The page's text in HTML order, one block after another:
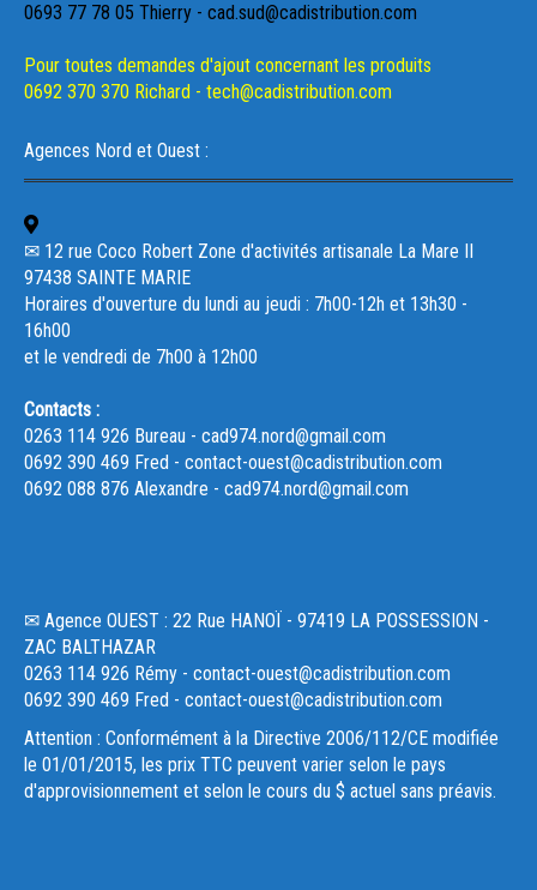
0693 77 78 05 Thierry - cad.sud@cadistribution.com
Pour toutes demandes d'ajout concernant les produits
0692 370 370 Richard - tech@cadistribution.com
Agences Nord et Ouest :
✉ 12 rue Coco Robert Zone d'activités artisanale La Mare II
97438 SAINTE MARIE
Horaires d'ouverture du lundi au jeudi : 7h00-12h et 13h30 -
16h00
et le vendredi de 7h00 à 12h00
Contacts :
0263 114 926 Bureau - cad974.nord@gmail.com
0692 390 469 Fred - contact-ouest@cadistribution.com
0692 088 876 Alexandre - cad974.nord@gmail.com
✉ Agence OUEST : 22 Rue HANOÏ - 97419 LA POSSESSION -
ZAC BALTHAZAR
0263 114 926 Rémy - contact-ouest@cadistribution.com
0692 390 469 Fred - contact-ouest@cadistribution.com
Attention : Conformément à la Directive 2006/112/CE modifiée
le 01/01/2015, les prix TTC peuvent varier selon le pays
d'approvisionnement et selon le cours du $ actuel sans préavis.